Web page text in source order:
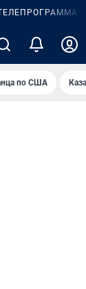
по США